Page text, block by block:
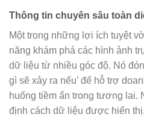
Thông tin chuyên sâu toàn
Một trong những lợi ích tuyệt
năng khám phá các hình ảnh
dữ liệu từ nhiều góc độ. Nó
gì sẽ xảy ra nếu’ để hỗ trợ
huống tiềm ẩn trong tương lai.
định cách dữ liệu được hiển thị.